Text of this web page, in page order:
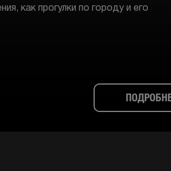
как прогулки по городу и его